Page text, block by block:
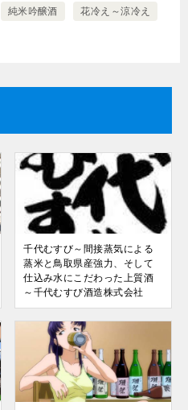
純米吟醸酒 花冷え～涼冷え
千代むすび～間接蒸気による
蒸米と鳥取県産強力、そして
仕込み水にこだわった上質酒
～千代むすび酒造株式会社